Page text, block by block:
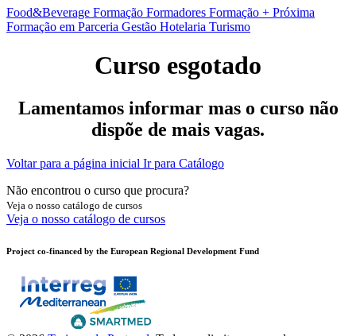
Food&Beverage Formação Formadores Formação + Próxima
Formação em Parceria Gestão Hotelaria Turismo
Curso esgotado
Lamentamos informar mas o curso não
dispõe de mais vagas.
Voltar para a página inicial Ir para Catálogo
Não encontrou o curso que procura?
Veja o nosso catálogo de cursos
Veja o nosso catálogo de cursos
Project co-financed by the European Regional Development Fund